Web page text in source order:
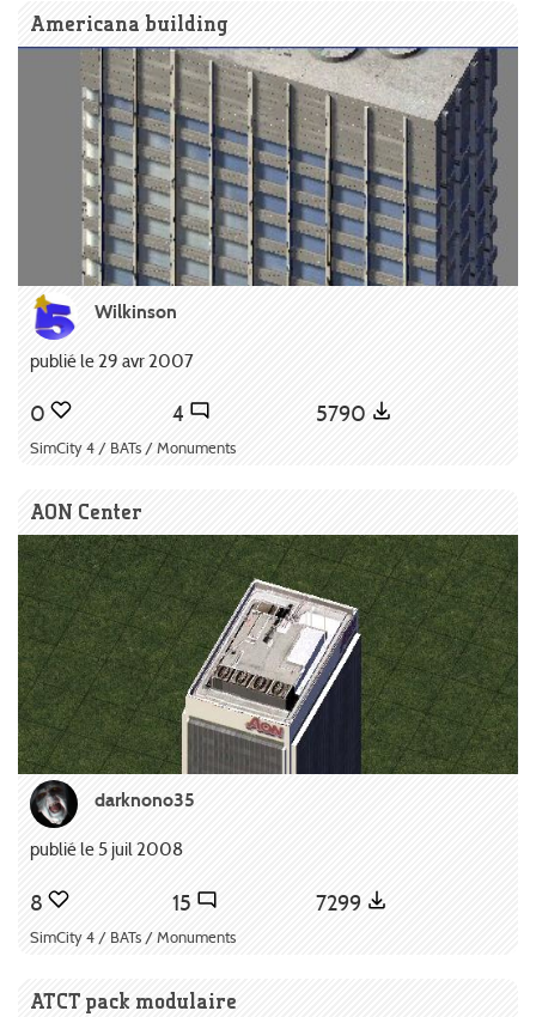
Americana building
Wilkinson
publié le 29 avr 2007
0 4 5790
SimCity 4 / BATs / Monuments
AON Center
darknono35
publié le 5 juil 2008
8 15 7299
SimCity 4 / BATs / Monuments
ATCT pack modulaire